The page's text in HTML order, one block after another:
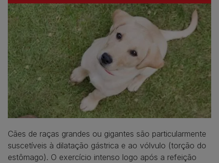
Cães de raças grandes ou gigantes são particularmente
suscetíveis à dilatação gástrica e ao vólvulo (torção do
estômago). O exercício intenso logo após a refeição